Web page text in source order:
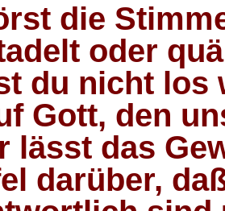
die
oder
du nicht los
Gott, den
lässt das
darüber,